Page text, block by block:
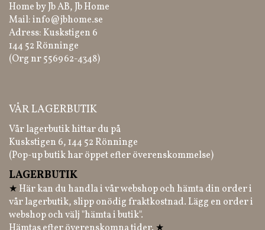
Home by Jb AB, Jb Home
Mail:info@jbhome.se
Adress: Kuskstigen 6
144 52 Rönninge
(Org nr 556962-4348)
VÅR LAGERBUTIK
Vår lagerbutik hittar du på
Kuskstigen 6, 144 52 Rönninge
(Pop-up butik har öppet efter överenskommelse)
LAGERBUTIK
★ Här kan du handla i vår webshop och hämta din order i
vår lagerbutik, slipp onödig fraktkostnad. Lägg en order i
webshop och välj "hämta i butik".